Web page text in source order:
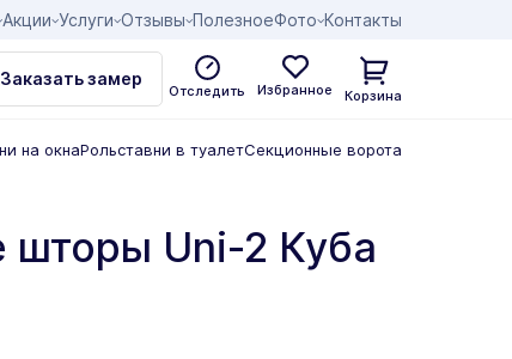
Акции Услуги Отзывы ПолезноеФото Контакты
Заказать замер
Отследить Избранное Корзина
на окнаРольставни в туалетСекционные ворота
шторы Uni-2 Куба